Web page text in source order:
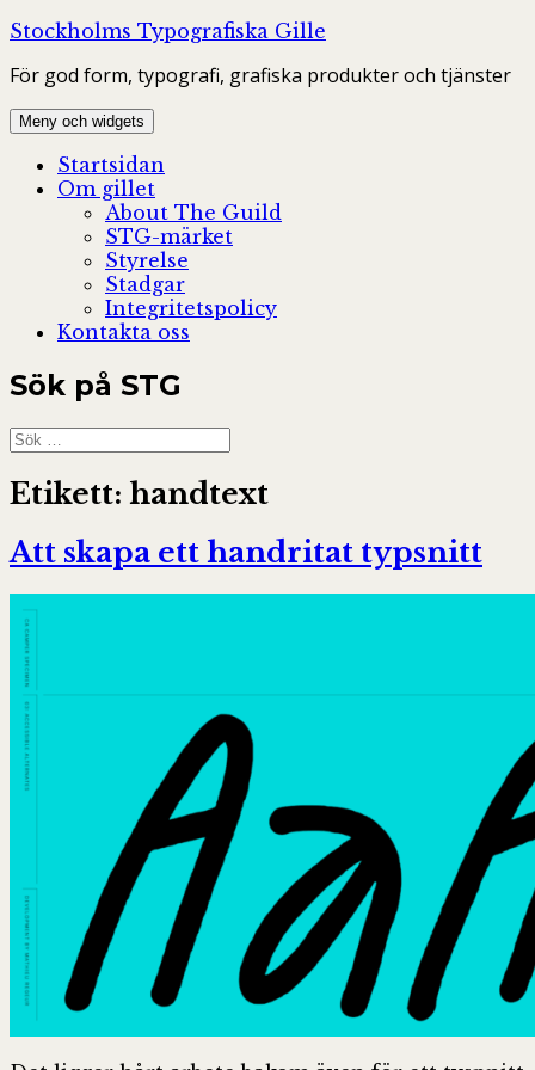
Hoppa
innehåll
Stockholms Typografiska Gille
För god form, typografi, grafiska produkter och tjänster
Meny och widgets
Startsidan
Om gillet
About The Guild
STG-märket
Styrelse
Stadgar
Integritetspolicy
Kontakta oss
Sök på STG
Sök
efter:
Etikett: handtext
Att skapa ett handritat typsnitt